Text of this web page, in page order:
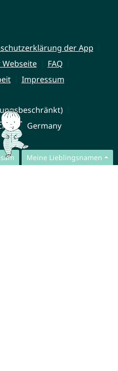
Meine Lieblingsnamen
der App
FAQ
Impressum
Germany